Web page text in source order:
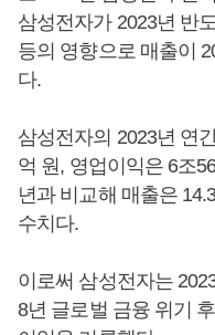
삼성전자가 2023년 반
등의 영향으로 매출이
다.
삼성전자의 2023년 연
억 원, 영업이익은 6조
년과 비교해 매출은
수치다.
이로써 삼성전자는
8년 글로벌 금융 위기